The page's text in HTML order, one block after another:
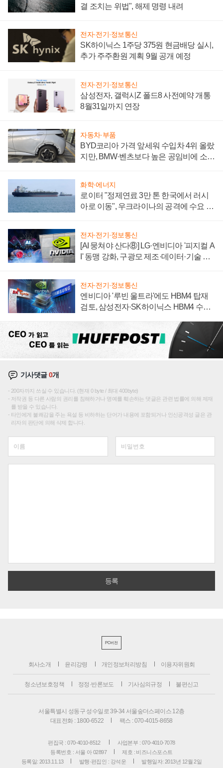
결 조치는 위법", 해제 명령 내려
전자·전기·정보통신
SK하이닉스 1주당 375원 현금배당 실시,
추가 주주환원 계획 9월 공개 예정
전자·전기·정보통신
삼성전자, 갤럭시Z 폴드8 사전예약 개통
8월31일까지 연장
자동차·부품
BYD코리아 가격 앞세워 수입차 4위 올랐
지만, BMW·벤츠보다 높은 공임비에 소비
화학·에너지
로이터 "정제연료 3만 톤 한국에서 러시
아로 이동", 우크라이나의 공격에 수요 늘
전자·전기·정보통신
[AI 뭉쳐야 산다⑧] LG·엔비디아 '피지컬 A
I' 동맹 강화, 구광모 제조·데이터·기술 결
전자·전기·정보통신
엔비디아 '루빈 울트라'에도 HBM4 탑재
검토, 삼성전자·SK하이닉스 HBM4 수율
기사댓글0개
200자까지 쓰실 수 있습니다. (현재 0 byte / 최대 400byte)
저작권 등 다른 사람의 권리를 침해하거나 명예를 훼손하는 댓글은 관련 법률에 의해 제재
를 받을 수 있습니다.
타인에게 불쾌감을 주는 욕설 등 비하하는 단어가 내용에 포함되거나 인신공격성 글은 관
리자의 판단에 의해 삭제 합니다.
PC버전
회사소개 윤리강령 개인정보처리방침 이용자위원회
청소년보호정책 정정·반론보도 기사심의규정 불편신고
서울특별시 성동구 성수일로 39-34 서울숲더스페이스 12층
대표전화 : 1800-6522
팩스 : 070-4015-8658
편집국 : 070-4010-8512
사업본부 : 070-4010-7078
등록번호 : 서울 아 02897
제호 : 비즈니스포스트
등록일: 2013.11.13
발행·편집인 : 강석운 발행일자: 2013년 12월 2일